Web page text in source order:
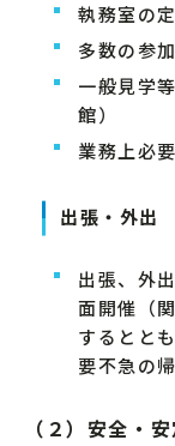
執務室の
多数の参
一般見学
館）
業務上必
出張・外出
出張、外
面開催（
するとと
要不急の
（２）安全・